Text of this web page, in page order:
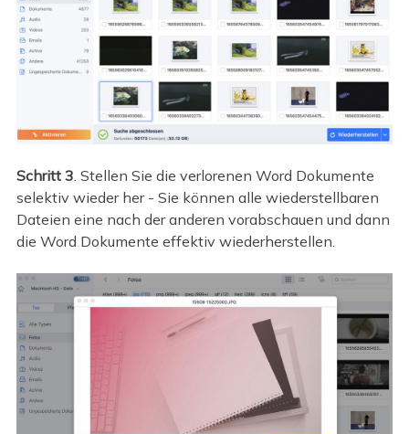
Schritt 3. Stellen Sie die verlorenen Word Dokumente
selektiv wieder her - Sie können alle wiederstellbaren
Dateien eine nach der anderen vorabschauen und dann
die Word Dokumente effektiv wiederherstellen.